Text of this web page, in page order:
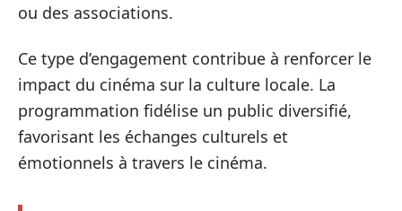
ou des associations.
Ce type d’engagement contribue à renforcer le
impact du cinéma sur la culture locale. La
programmation fidélise un public diversifié,
favorisant les échanges culturels et
émotionnels à travers le cinéma.